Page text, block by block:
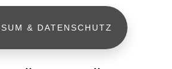
& DATENSCHUTZ